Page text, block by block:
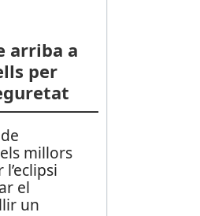
arriba a
per
millors
el
un